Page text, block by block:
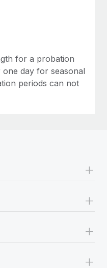
for a probation
day for seasonal
periods can not
+
+
+
+